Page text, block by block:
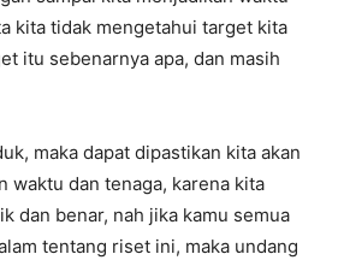
kita tidak mengetahui target kita
itu sebenarnya apa, dan masih
maka dapat dipastikan kita akan
waktu dan tenaga, karena kita
dan benar, nah jika kamu semua
tentang riset ini, maka undang